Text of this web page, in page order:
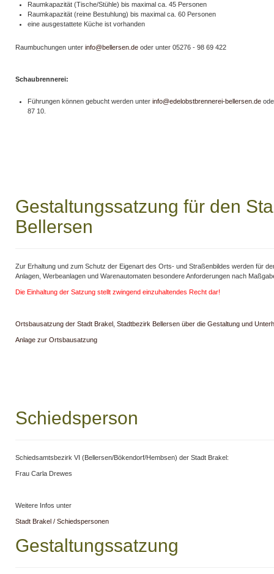
Raumkapazität (Tische/Stühle) bis maximal ca. 45 Personen
Raumkapazität (reine Bestuhlung) bis maximal ca. 60 Personen
eine ausgestattete Küche ist vorhanden
Raumbuchungen unter info@bellersen.de oder unter 05276 - 98 69 422
Schaubrennerei:
Führungen können gebucht werden unter info@edelobstbrennerei-bellersen.de
87 10.
Gestaltungssatzung für den
Bellersen
Zur Erhaltung und zum Schutz der Eigenart des Orts- und Straßenbildes werden für
Anlagen, Werbeanlagen und Warenautomaten besondere Anforderungen nach
Die Einhaltung der Satzung stellt zwingend einzuhaltendes Recht dar!
Ortsbausatzung der Stadt Brakel, Stadtbezirk Bellersen über die Gestaltung und
Anlage zur Ortsbausatzung
Schiedsperson
Schiedsamtsbezirk VI (Bellersen/Bökendorf/Hembsen) der Stadt Brakel:
Frau Carla Drewes
Weitere Infos unter
Stadt Brakel / Schiedspersonen
Gestaltungssatzung